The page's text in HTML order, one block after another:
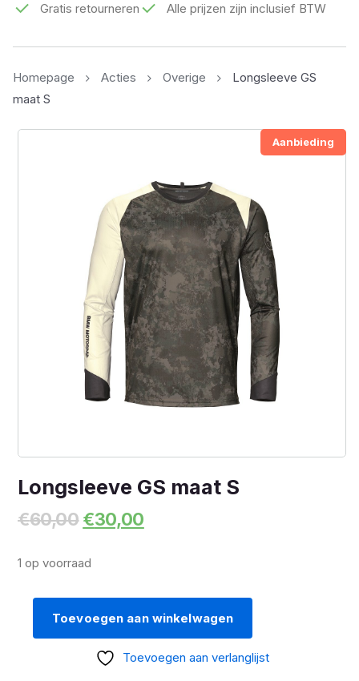
Gratis retourneren Alle prijzen zijn inclusief BTW
Homepage Acties Overige
Longsleeve GS
maat S
Aanbieding
Longsleeve GS maat S
€60,00 Oorspronkelijke
prijs
was:
€60,00.
€30,00Huidige
prijs
1 op voorraad
Toevoegen aan winkelwagen
Toevoegen aan verlanglijst